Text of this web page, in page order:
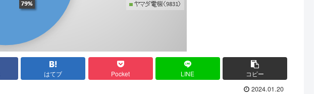
はてブ Pocket LINE コピー
2024.01.20